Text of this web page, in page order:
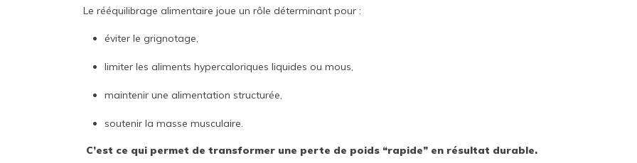
Le rééquilibrage alimentaire joue un rôle déterminant pour :
éviter le grignotage,
limiter les aliments hypercaloriques liquides ou mous,
maintenir une alimentation structurée,
soutenir la masse musculaire.
C’est ce qui permet de transformer une perte de poids “rapide” en résultat durable.